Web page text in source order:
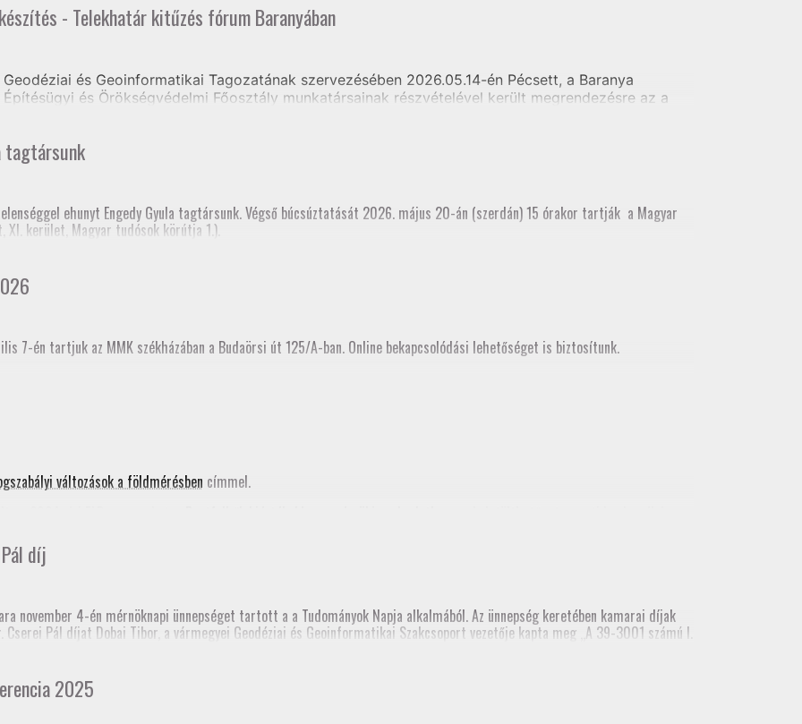
volt, hogy a jelenlegi tagozati elnök mellett három korábbi elnök is részt vett.
- Telekhatár kitűzés fórum Baranyában
és Geoinformatikai Tagozatának szervezésében 2026.05.14-én Pécsett, a Baranya
és Örökségvédelmi Főosztály munkatársainak részvételével került megrendezésre az a
tagtársunk
ehunyt Engedy Gyula tagtársunk. Végső búcsúztatását 2026. május 20-án (szerdán) 15 órakor tartják a Magyar
XI. kerület, Magyar tudósok körútja 1.).
7-én tartjuk az MMK székházában a Budaörsi út 125/A-ban. Online bekapcsolódási lehetőséget is biztosítunk.
változások a földmérésben címmel.
díj
november 4-én mérnöknapi ünnepséget tartott a a Tudományok Napja alkalmából. Az ünnepség keretében kamarai díjak
Pál díjat Dobai Tibor, a vármegyei Geodéziai és Geoinformatikai Szakcsoport vezetője kapta meg „A 39-3001 számú I.
Kamara korábbi elnöke, akinek emlékére alapították a díjat.
2025